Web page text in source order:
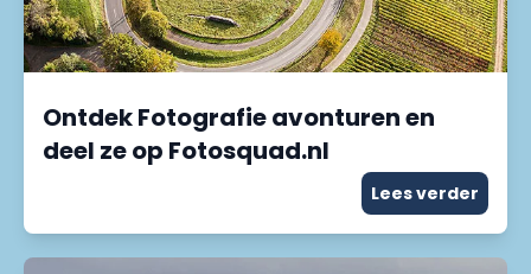
Ontdek Fotografie avonturen en
deel ze op Fotosquad.nl
Lees verder